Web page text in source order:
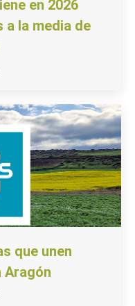
en 2026
la media de
que unen
Aragón